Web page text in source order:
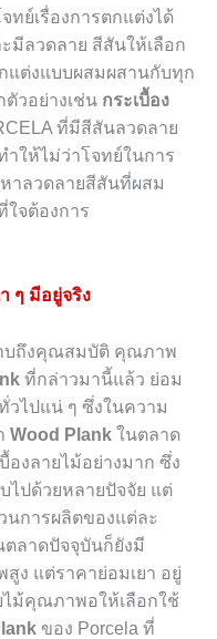
ทย์เรื่องการตกแต่งได้
มีลวดลาย สีสันให้เลือก
แต่งแบบผสมผสานกับทุก
ตัวอย่างเช่น กระเบื้อง
ที่มีสีสันลวดลาย
ำให้ไม่ว่าโจทย์ในการ
าลวดลายสีสันที่ผสม
ใจต้องการ
ๆ มีอยู่จริง
บถึงคุณสมบัติ คุณภาพ
ที่กล่าวมานี้แล้ว ย่อม
วไปแน่ ๆ ซึ่งในความ
Wood Plank ในตลาด
งลายไม้อย่างมาก ซึ่ง
ไปด้วยหลายปัจจัย แต่
นการผลิตของแต่ละ
ตลาดปัจจุบันก็ยังมี
ง แต่ราคาย่อมเยา อยู่
ไม้คุณภาพอให้เลือกใช้
ของ Porcela ที่